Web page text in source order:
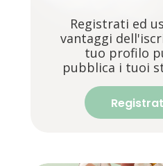
Registrati ed
vantaggi
tuo profilo
pubblica i tuoi